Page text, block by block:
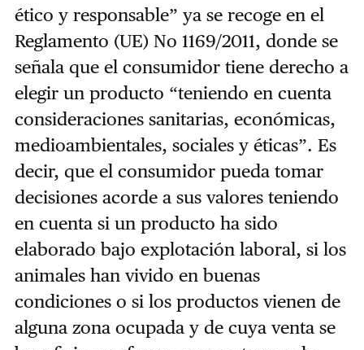
ético y responsable” ya se recoge en el
Reglamento (UE) No 1169/2011, donde se
señala que el consumidor tiene derecho a
elegir un producto “teniendo en cuenta
consideraciones sanitarias, económicas,
medioambientales, sociales y éticas”. Es
decir, que el consumidor pueda tomar
decisiones acorde a sus valores teniendo
en cuenta si un producto ha sido
elaborado bajo explotación laboral, si los
animales han vivido en buenas
condiciones o si los productos vienen de
alguna zona ocupada y de cuya venta se